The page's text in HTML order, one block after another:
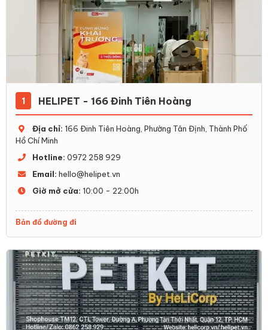
1 HELIPET - 166 Đinh Tiên Hoàng
Địa chỉ: 166 Đinh Tiên Hoàng, Phường Tân Định, Thành Phố
Hồ Chí Minh
Hotline: 0972 258 929
Email: hello@helipet.vn
Giờ mở cửa: 10:00 - 22:00h
Bản đồ đường đi